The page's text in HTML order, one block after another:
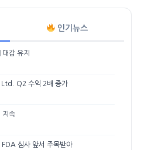
인기뉴스
감 유지
Q2 수익 2배 증가
지속
심사 앞서 주목받아